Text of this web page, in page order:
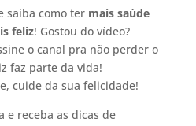
saiba como ter mais saúde
feliz! Gostou do vídeo?
o canal pra não perder o
faz parte da vida!
cuide da sua felicidade!
e receba as dicas de